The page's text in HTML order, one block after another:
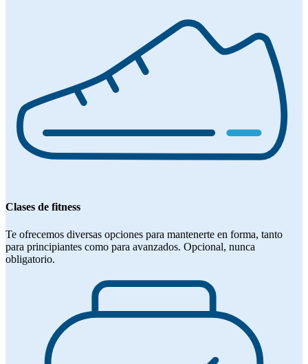
Clases de fitness
Te ofrecemos diversas opciones para mantenerte en forma, tanto
para principiantes como para avanzados. Opcional, nunca
obligatorio.